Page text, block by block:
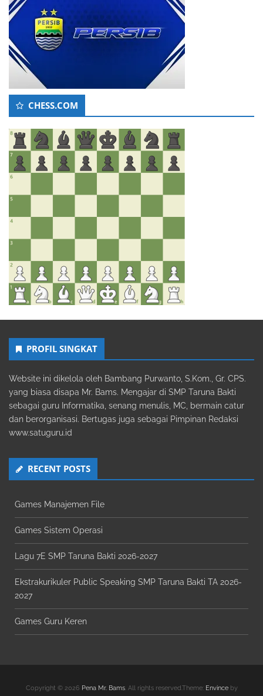
CHESS.COM
PROFIL SINGKAT
Website ini dikelola oleh Bambang Purwanto, S.Kom., Gr. CPS.
yang biasa disapa Mr. Bams. Mengajar di SMP Taruna Bakti
sebagai guru Informatika, senang menulis, MC, bermain catur
dan berorganisasi. Bertugas juga sebagai Pimpinan Redaksi
www.satuguru.id
RECENT POSTS
Games Manajemen File
Games Sistem Operasi
Lagu 7E SMP Taruna Bakti 2026-2027
Ekstrakurikuler Public Speaking SMP Taruna Bakti TA 2026-
2027
Games Guru Keren
Copyright © 2026 Pena Mr. Bams. All rights reserved.Theme: Envinceby